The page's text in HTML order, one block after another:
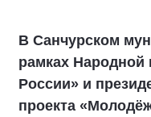
В Санчурском
рамках
России» и
проекта